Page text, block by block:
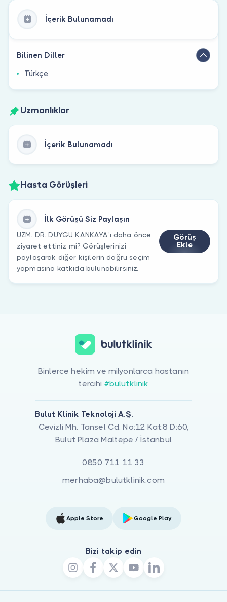
İçerik Bulunamadı
Bilinen Diller
Türkçe
Uzmanlıklar
İçerik Bulunamadı
Hasta Görüşleri
İlk Görüşü Siz Paylaşın
UZM. DR. DUYGU KANKAYA’ı daha önce
ziyaret ettiniz mi? Görüşlerinizi
paylaşarak diğer kişilerin doğru seçim
yapmasına katkıda bulunabilirsiniz.
Görüş
Ekle
Binlerce hekim ve milyonlarca hastanın
tercihi #bulutklinik
Bulut Klinik Teknoloji A.Ş.
Cevizli Mh. Tansel Cd. No:12 Kat:8 D:60,
Bulut Plaza Maltepe / İstanbul
0850 711 11 33
merhaba@bulutklinik.com
Apple Store Google Play
Bizi takip edin